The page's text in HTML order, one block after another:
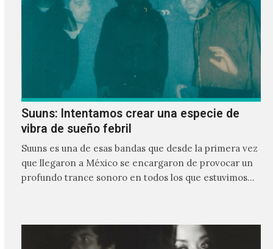
Suuns: Intentamos crear una especie de
vibra de sueño febril
Suuns es una de esas bandas que desde la primera vez
que llegaron a México se encargaron de provocar un
profundo trance sonoro en todos los que estuvimos